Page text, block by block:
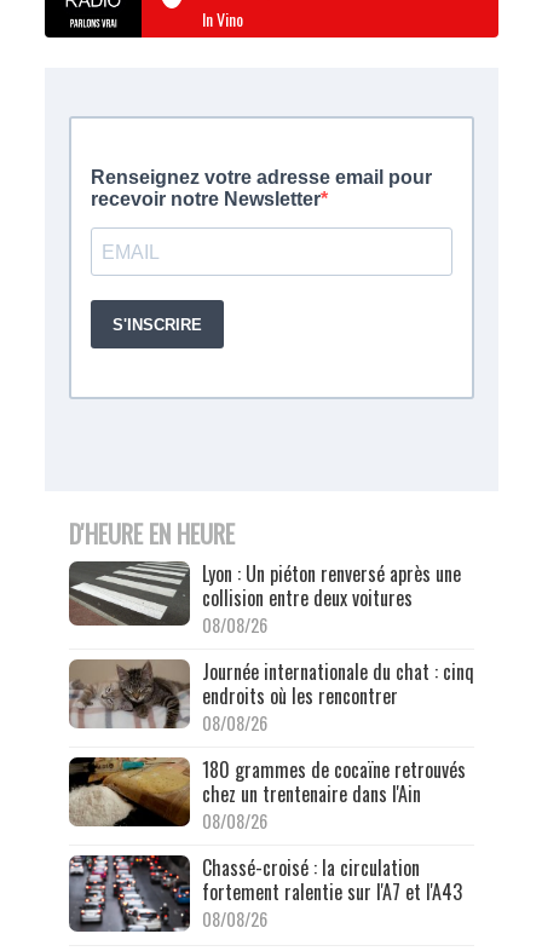
In Vino
D'HEURE EN HEURE
Lyon : Un piéton renversé après une
collision entre deux voitures
08/08/26
Journée internationale du chat : cinq
endroits où les rencontrer
08/08/26
180 grammes de cocaïne retrouvés
chez un trentenaire dans l'Ain
08/08/26
Chassé-croisé : la circulation
fortement ralentie sur l'A7 et l'A43
08/08/26